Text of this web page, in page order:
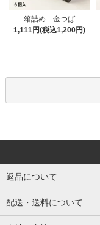
箱詰め 金つば
1,111円(税込1,200円)
返品について
配送・送料について